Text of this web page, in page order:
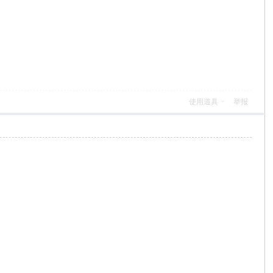
使用道具 举报